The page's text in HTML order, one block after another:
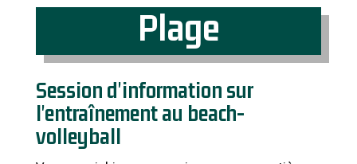
Plage
Session d'information sur
l'entraînement au beach-
volleyball